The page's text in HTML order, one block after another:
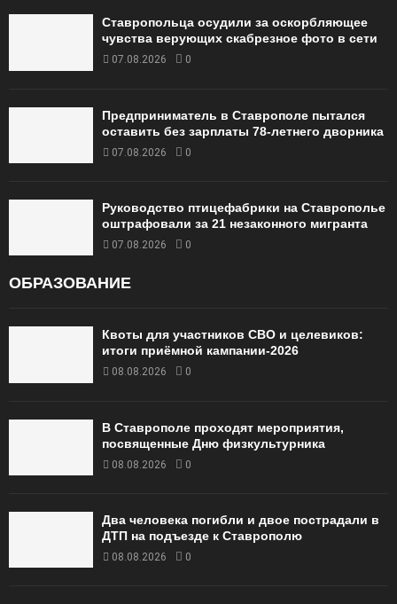
Ставропольца осудили за оскорбляющее
чувства верующих скабрезное фото в сети
07.08.2026 0
Предприниматель в Ставрополе пытался
оставить без зарплаты 78-летнего дворника
07.08.2026 0
Руководство птицефабрики на Ставрополье
оштрафовали за 21 незаконного мигранта
07.08.2026 0
ОБРАЗОВАНИЕ
Квоты для участников СВО и целевиков:
итоги приёмной кампании‑2026
08.08.2026 0
В Ставрополе проходят мероприятия,
посвященные Дню физкультурника
08.08.2026 0
Два человека погибли и двое пострадали в
ДТП на подъезде к Ставрополю
08.08.2026 0